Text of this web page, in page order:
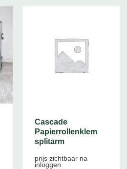
Cascade
Papierrollenklem
splitarm
prijs zichtbaar na
inloggen